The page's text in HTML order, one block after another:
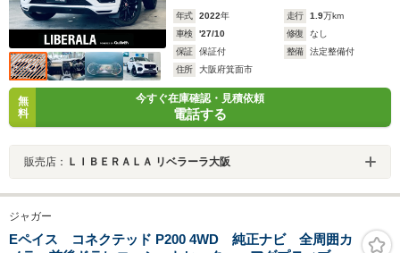
年式 2022年 走行 1.9万km
車検
'27/10 修復
なし
保証
保証付 整備
法定整備付
住所
大阪府箕面市
無
料
今すぐ在庫確認・見積依頼
電話する
販売店： ＬＩＢＥＲＡＬＡ リベラーラ大阪
ジャガー
Eペイス コネクテッド P200 4WD 純正ナビ 全周囲カ